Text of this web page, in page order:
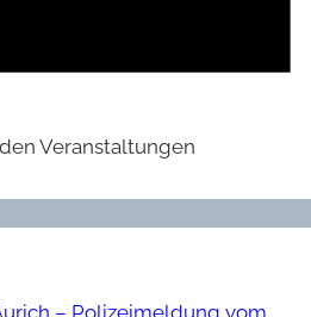
Veranstaltungen